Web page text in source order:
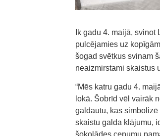
Ik gadu 4. maijā,
pulcējamies uz
šogad svētkus svinam
neaizmirstami skaistus
“Mēs katru gadu 4.
lokā. Šobrīd vēl vairāk
galdautu, kas
skaistu galda klājumu,
šokolādes cepumu